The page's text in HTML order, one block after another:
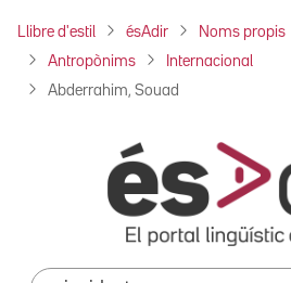
Llibre d'estil ésAdir Noms propis
Antropònims Internacional
Abderrahim, Souad